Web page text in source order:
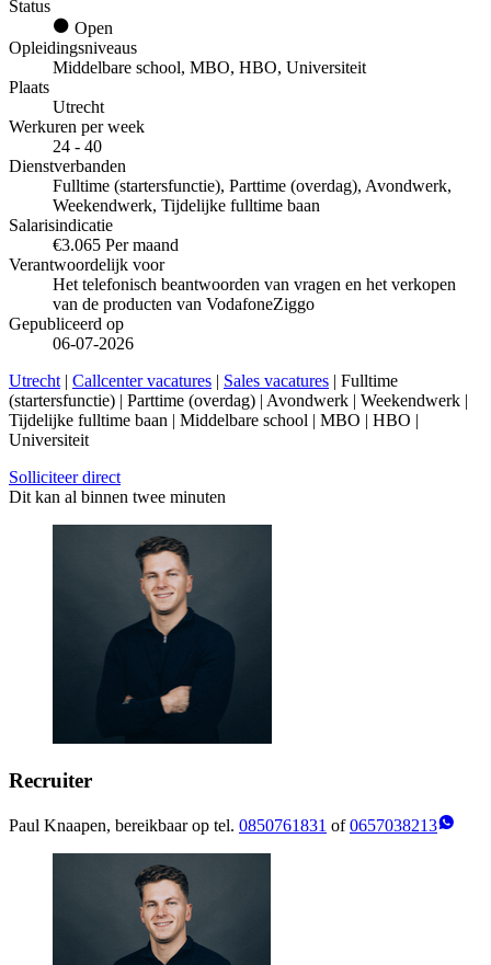
Status
Open
Opleidingsniveaus
Middelbare school, MBO, HBO, Universiteit
Plaats
Utrecht
Werkuren per week
24 - 40
Dienstverbanden
Fulltime (startersfunctie), Parttime (overdag), Avondwerk,
Weekendwerk, Tijdelijke fulltime baan
Salarisindicatie
€3.065 Per maand
Verantwoordelijk voor
Het telefonisch beantwoorden van vragen en het verkopen
van de producten van VodafoneZiggo
Gepubliceerd op
06-07-2026
Utrecht | Callcenter vacatures | Sales vacatures | Fulltime
(startersfunctie) | Parttime (overdag) | Avondwerk | Weekendwerk |
Tijdelijke fulltime baan | Middelbare school | MBO | HBO |
Universiteit
Solliciteer direct
Dit kan al binnen twee minuten
Recruiter
Paul Knaapen, bereikbaar op tel. 0850761831 of0657038213